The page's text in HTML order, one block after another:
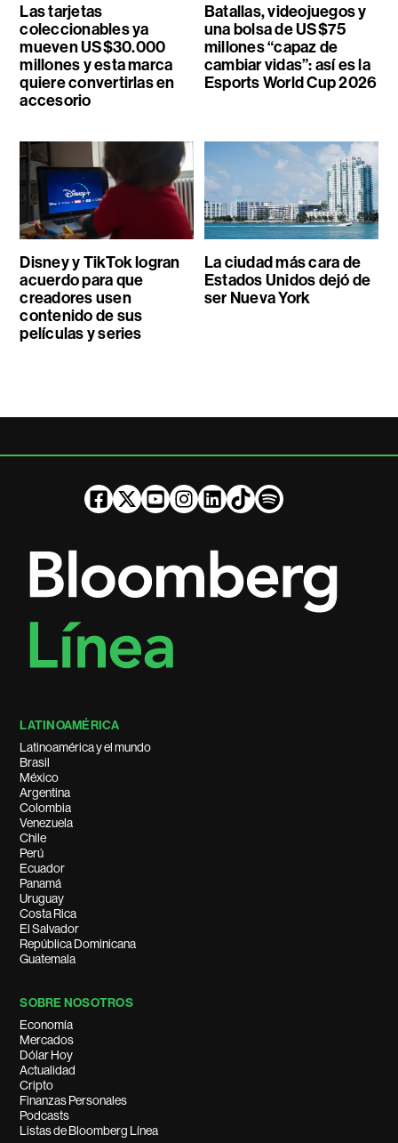
Las tarjetas
coleccionables ya
mueven US$30.000
millones y esta marca
quiere convertirlas en
accesorio
Batallas, videojuegos y
una bolsa de US$75
millones “capaz de
cambiar vidas”: así es la
Esports World Cup 2026
Disney y TikTok logran
acuerdo para que
creadores usen
contenido de sus
películas y series
La ciudad más cara de
Estados Unidos dejó de
ser Nueva York
LATINOAMÉRICA
Latinoamérica y el mundo
Brasil
México
Argentina
Colombia
Venezuela
Chile
Perú
Ecuador
Panamá
Uruguay
Costa Rica
El Salvador
República Dominicana
Guatemala
SOBRE NOSOTROS
Economía
Mercados
Dólar Hoy
Actualidad
Cripto
Finanzas Personales
Podcasts
Listas de Bloomberg Línea